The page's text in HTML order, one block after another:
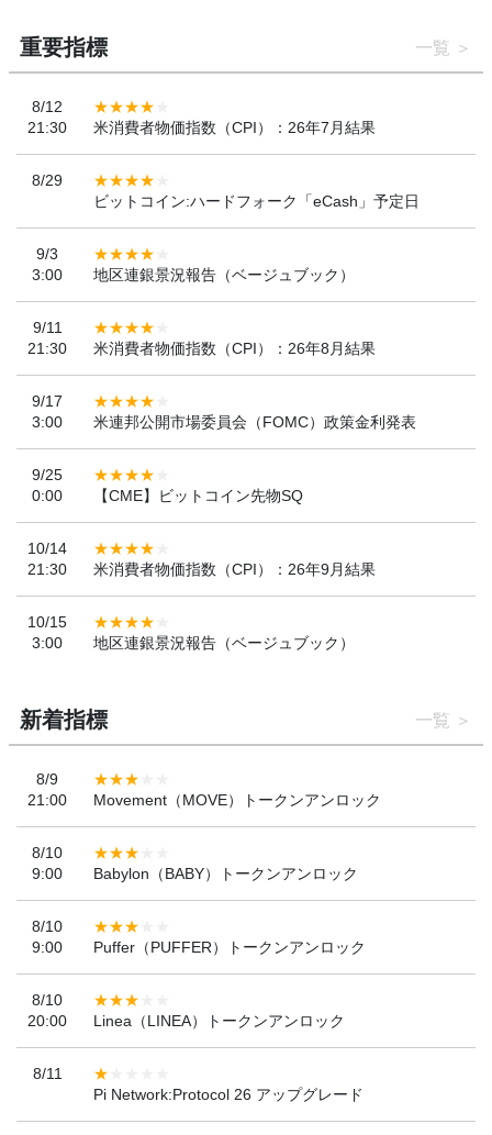
重要指標 一覧
8/12
21:30
米消費者物価指数（CPI）：26年7月結果
8/29
ビットコイン:ハードフォーク「eCash」予定日
9/3
3:00
地区連銀景況報告（ベージュブック）
9/11
21:30
米消費者物価指数（CPI）：26年8月結果
9/17
3:00
米連邦公開市場委員会（FOMC）政策金利発表
9/25
0:00
【CME】ビットコイン先物SQ
10/14
21:30
米消費者物価指数（CPI）：26年9月結果
10/15
3:00
地区連銀景況報告（ベージュブック）
新着指標 一覧
8/9
21:00
Movement（MOVE）トークンアンロック
8/10
9:00
Babylon（BABY）トークンアンロック
8/10
9:00
Puffer（PUFFER）トークンアンロック
8/10
20:00
Linea（LINEA）トークンアンロック
8/11
Pi Network:Protocol 26 アップグレード